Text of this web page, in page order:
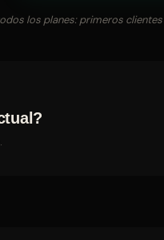
los planes: primeros